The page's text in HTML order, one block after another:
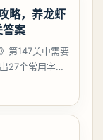
略，养龙虾
案
第147关中需要
27个常用字，
下、虾、卜、